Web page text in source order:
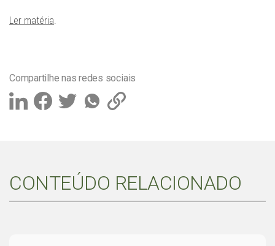
Ler matéria.
Compartilhe nas redes sociais
CONTEÚDO RELACIONADO